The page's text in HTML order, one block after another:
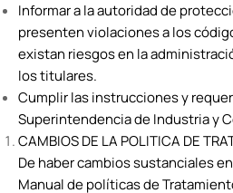
Informar a la autoridad de
presenten violaciones a los
existan riesgos en la
los titulares.
Cumplir las instrucciones y
Superintendencia de Industria y
CAMBIOS DE LA POLITICA DE
De haber cambios sustanciales
Manual de políticas de